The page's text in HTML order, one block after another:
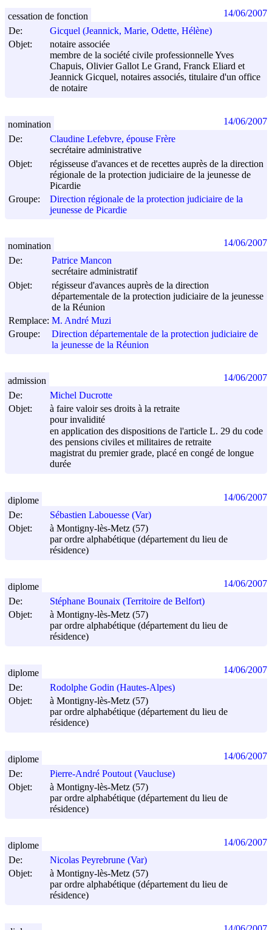
De:
Gicquel (Jeannick, Marie, Odette, Hélène)
Objet:
notaire associée
membre de la société civile professionnelle Yves
Chapuis, Olivier Gallot Le Grand, Franck Eliard et
Jeannick Gicquel, notaires associés, titulaire d'un office
de notaire
cessation de fonction 14/06/2007
De:
Claudine Lefebvre, épouse Frère
secrétaire administrative
Objet:
régisseuse d'avances et de recettes auprès de la direction
régionale de la protection judiciaire de la jeunesse de
Picardie
Groupe:
Direction régionale de la protection judiciaire de la
jeunesse de Picardie
nomination 14/06/2007
De:
Patrice Mancon
secrétaire administratif
Objet:
régisseur d'avances auprès de la direction
départementale de la protection judiciaire de la jeunesse
de la Réunion
Remplace: M. André Muzi
Groupe:
Direction départementale de la protection judiciaire de
la jeunesse de la Réunion
nomination 14/06/2007
De:
Michel Ducrotte
Objet:
à faire valoir ses droits à la retraite
pour invalidité
en application des dispositions de l'article L. 29 du code
des pensions civiles et militaires de retraite
magistrat du premier grade, placé en congé de longue
durée
admission 14/06/2007
De:
Sébastien Labouesse (Var)
Objet:
à Montigny-lès-Metz (57)
par ordre alphabétique (département du lieu de
résidence)
diplome 14/06/2007
De:
Stéphane Bounaix (Territoire de Belfort)
Objet:
à Montigny-lès-Metz (57)
par ordre alphabétique (département du lieu de
résidence)
diplome 14/06/2007
De:
Rodolphe Godin (Hautes-Alpes)
Objet:
à Montigny-lès-Metz (57)
par ordre alphabétique (département du lieu de
résidence)
diplome 14/06/2007
De:
Pierre-André Poutout (Vaucluse)
Objet:
à Montigny-lès-Metz (57)
par ordre alphabétique (département du lieu de
résidence)
diplome 14/06/2007
De:
Nicolas Peyrebrune (Var)
Objet:
à Montigny-lès-Metz (57)
par ordre alphabétique (département du lieu de
résidence)
diplome 14/06/2007